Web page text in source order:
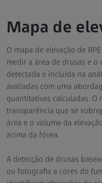
Mapa de
O mapa de elevação de
medir a área de drusas e o
detectada e incluída na
avaliadas com uma
quantitativas calculadas. O
transparência que se
área e o volume da
acima da fóvea.
A detecção de drusas
ou fotografia a cores do